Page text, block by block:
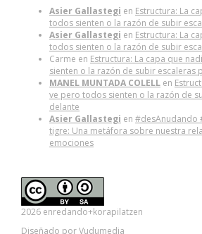
Asier Gallastegi en Estructura: La
todos sienten o la razón de subir
Asier Gallastegi en Estructura: La
todos sienten o la razón de subir
Carme en Estructura: La capa que
sienten o la razón de subir escaleras
MANEL MUNTADA COLELL en
ve pero todos sienten o la razón de
delante
Asier Gallastegi en #desAnudando
tigre: Una metáfora sobre nuestra
emociones
2026 enredando+korapilatzen
Diseñado por Vudumedia